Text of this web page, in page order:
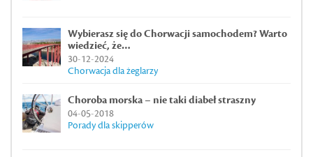
Wybierasz się do Chorwacji samochodem? Warto
wiedzieć, że…
30-12-2024
Chorwacja dla żeglarzy
Choroba morska – nie taki diabeł straszny
04-05-2018
Porady dla skipperów